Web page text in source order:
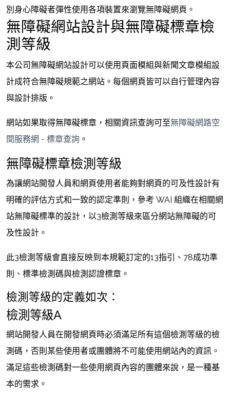
別身心障礙者彈性使用各項裝置來瀏覽無障礙網頁。
無障礙網站設計與無障礙標章檢
測等級
本公司無障礙網站設計可以使用頁面模組與新聞文章模組設
計成符合無障礙規範之網站。每個網頁皆可以自行管理內容
與設計排版。
網站如果取得無障礙標章，相關資訊查詢可至無障礙網路空
間服務網 - 標章查詢 。
無障礙標章檢測等級
為讓網站開發人員和網頁使用者能夠對網頁的可及性設計有
明確的評估方式和一致的認定準則，參考 WAI 組織在相關網
站無障礙標準的設計，以3檢測等級來區分網站無障礙的可
及性設計。
此3檢測等級會直接反映到本規範訂定的13指引、78成功準
則、標準檢測碼與檢測認證標章。
檢測等級的定義如次：
檢測等級A
網站開發人員在開發網頁時必須滿足所有這個檢測等級的檢
測碼，否則某些使用者或團體將不可能使用網站內的資訊。
滿足這些檢測碼對一些使用網頁內容的團體來說，是一種基
本的需求。